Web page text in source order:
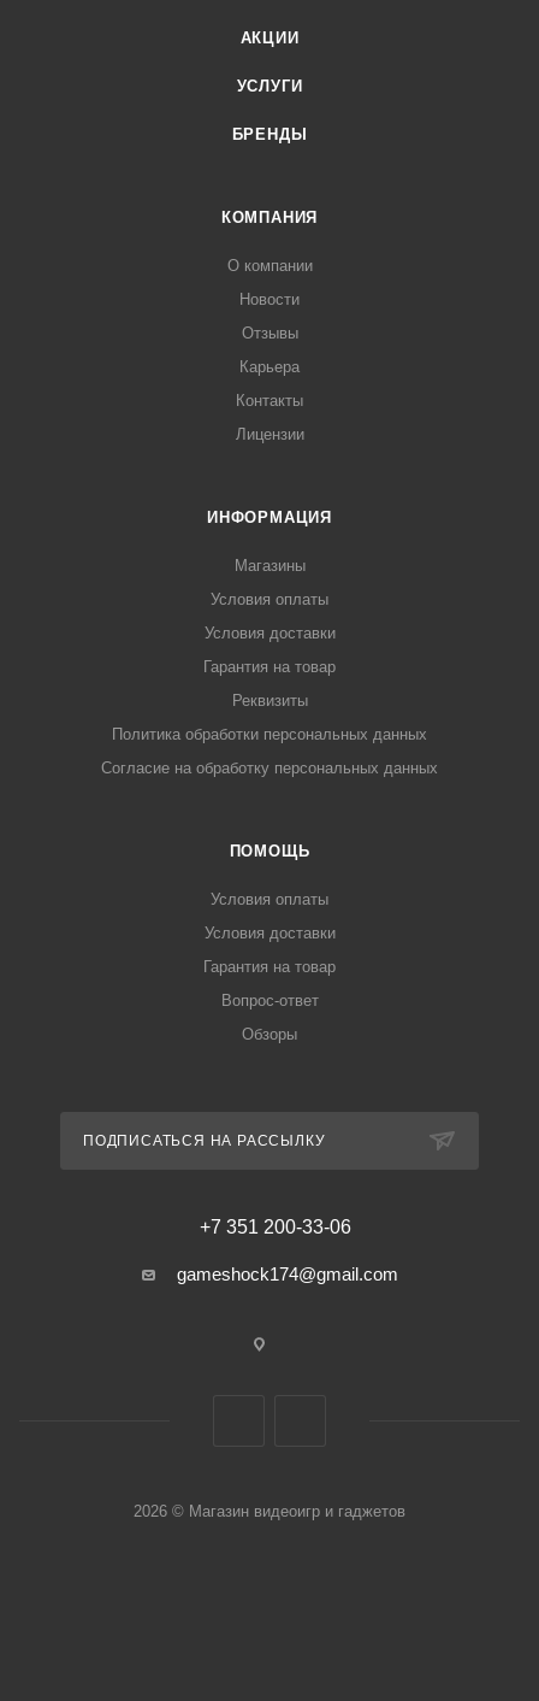
АКЦИИ
УСЛУГИ
БРЕНДЫ
КОМПАНИЯ
О компании
Новости
Отзывы
Карьера
Контакты
Лицензии
ИНФОРМАЦИЯ
Магазины
Условия оплаты
Условия доставки
Гарантия на товар
Реквизиты
Политика обработки персональных данных
Согласие на обработку персональных данных
ПОМОЩЬ
Условия оплаты
Условия доставки
Гарантия на товар
Вопрос-ответ
Обзоры
ПОДПИСАТЬСЯ НА РАССЫЛКУ
+7 351 200-33-06
gameshock174@gmail.com
2026 © Магазин видеоигр и гаджетов